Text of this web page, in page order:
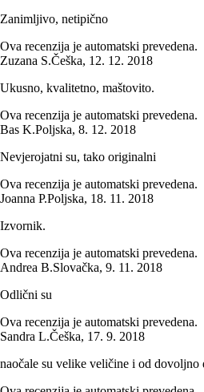
Zanimljivo, netipično
Ova recenzija je automatski prevedena.
Zuzana S.Češka, 12. 12. 2018
Ukusno, kvalitetno, maštovito.
Ova recenzija je automatski prevedena.
Bas K.Poljska, 8. 12. 2018
Nevjerojatni su, tako originalni
Ova recenzija je automatski prevedena.
Joanna P.Poljska, 18. 11. 2018
Izvornik.
Ova recenzija je automatski prevedena.
Andrea B.Slovačka, 9. 11. 2018
Odlični su
Ova recenzija je automatski prevedena.
Sandra L.Češka, 17. 9. 2018
naočale su velike veličine i od dovoljno